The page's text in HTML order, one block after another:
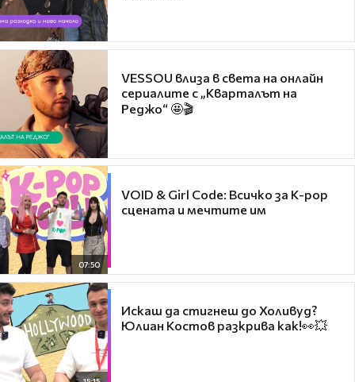
VESSOU влиза в света на онлайн
сериалите с „Кварталът на
Реджо“ 🤩🎬
07:50
VOID & Girl Code: Всичко за K-pop
сцената и мечтите им
Искаш да стигнеш до Холивуд?
Юлиан Костов разкрива как!👀💥